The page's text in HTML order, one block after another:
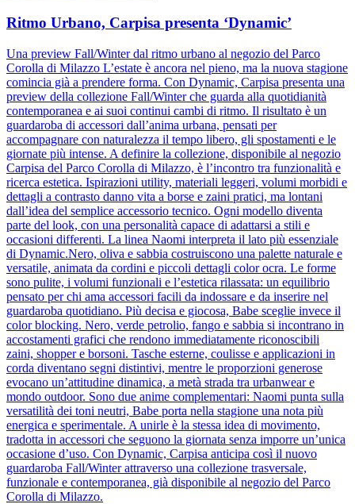
Ritmo Urbano, Carpisa presenta ‘Dynamic’
Una preview Fall/Winter dal ritmo urbano al negozio del Parco
Corolla di Milazzo L’estate è ancora nel pieno, ma la nuova stagione
comincia già a prendere forma. Con Dynamic, Carpisa presenta una
preview della collezione Fall/Winter che guarda alla quotidianità
contemporanea e ai suoi continui cambi di ritmo. Il risultato è un
guardaroba di accessori dall’anima urbana, pensati per
accompagnare con naturalezza il tempo libero, gli spostamenti e le
giornate più intense. A definire la collezione, disponibile al negozio
Carpisa del Parco Corolla di Milazzo, è l’incontro tra funzionalità e
ricerca estetica. Ispirazioni utility, materiali leggeri, volumi morbidi e
dettagli a contrasto danno vita a borse e zaini pratici, ma lontani
dall’idea del semplice accessorio tecnico. Ogni modello diventa
parte del look, con una personalità capace di adattarsi a stili e
occasioni differenti. La linea Naomi interpreta il lato più essenziale
di Dynamic.Nero, oliva e sabbia costruiscono una palette naturale e
versatile, animata da cordini e piccoli dettagli color ocra. Le forme
sono pulite, i volumi funzionali e l’estetica rilassata: un equilibrio
pensato per chi ama accessori facili da indossare e da inserire nel
guardaroba quotidiano. Più decisa e giocosa, Babe sceglie invece il
color blocking. Nero, verde petrolio, fango e sabbia si incontrano in
accostamenti grafici che rendono immediatamente riconoscibili
zaini, shopper e borsoni. Tasche esterne, coulisse e applicazioni in
corda diventano segni distintivi, mentre le proporzioni generose
evocano un’attitudine dinamica, a metà strada tra urbanwear e
mondo outdoor. Sono due anime complementari: Naomi punta sulla
versatilità dei toni neutri, Babe porta nella stagione una nota più
energica e sperimentale. A unirle è la stessa idea di movimento,
tradotta in accessori che seguono la giornata senza imporre un’unica
occasione d’uso. Con Dynamic, Carpisa anticipa così il nuovo
guardaroba Fall/Winter attraverso una collezione trasversale,
funzionale e contemporanea, già disponibile al negozio del Parco
Corolla di Milazzo.